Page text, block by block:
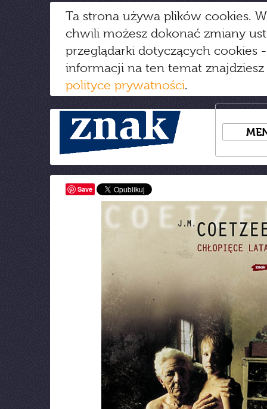
Ta strona używa plików cookies.
chwili możesz dokonać zmiany
przeglądarki dotyczących cookies
informacji na ten temat
polityce prywatności.
Save